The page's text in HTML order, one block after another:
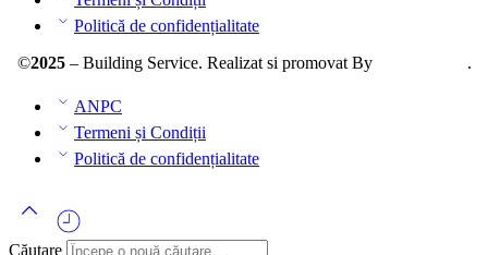
Politică de confidențialitate
©2025– Building Service. Realizat si promovat By .
ANPC
Termeni și Condiții
Politică de confidențialitate
Căutare